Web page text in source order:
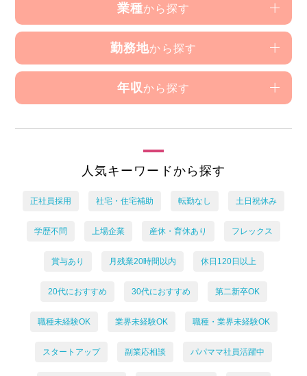
業種から探す
勤務地から探す
年収 から探す
人気キーワードから探す
正社員採用 社宅・住宅補助 転勤なし 土日祝休み
学歴不問 上場企業 産休・育休あり フレックス
賞与あり 月残業20時間以内 休日120日以上
20代におすすめ 30代におすすめ 第二新卒OK
職種未経験OK 業界未経験OK 職種・業界未経験OK
スタートアップ 副業応相談 パパママ社員活躍中